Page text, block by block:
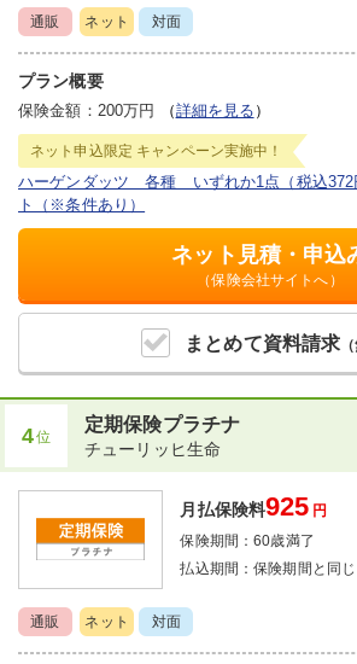
まとめて資料請求
ネット見積・申込
（保険会社サイトへ）
通販 ネット 対面
プラン概要
保険金額：200万円 （詳細を見る ）
ネット申込限定 キャンペーン実施中！
ハーゲンダッツ 各種 いずれか1点（税込372
ト（※条件あり）
4位
定期保険プラチナ
チューリッヒ生命
月払保険料925 円
保険期間：60歳満了
払込期間：保険期間と同じ
通販 ネット 対面